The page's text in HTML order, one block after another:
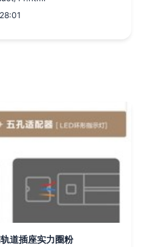
道插座实力圈粉